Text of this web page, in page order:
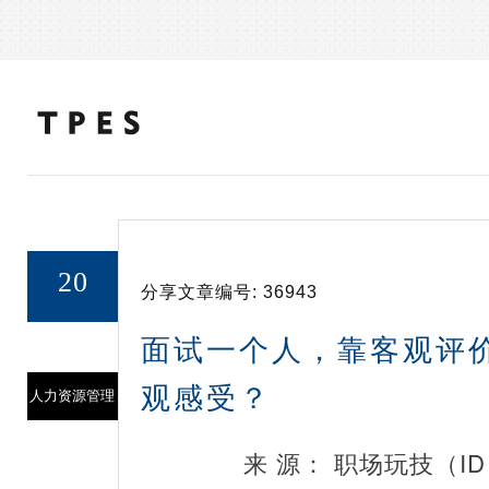
20 分享文章编号: 36943
人力资源管理
面试一个人，靠客观评
观感受？
来 源： 职场玩技（